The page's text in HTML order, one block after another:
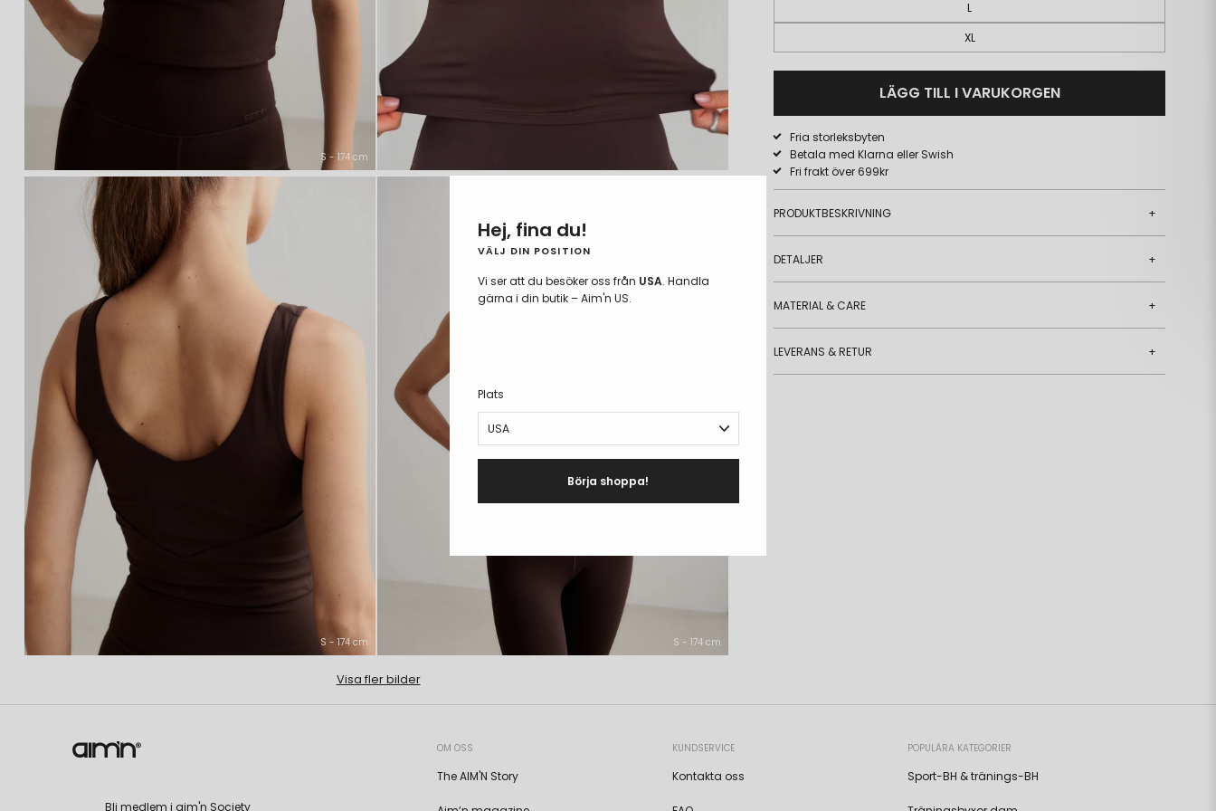
S - 174 cm
S - 174 cm S - 174 cm
Visa fler bilder
L
XL
LÄGG TILL I VARUKORGEN
Fria storleksbyten
Betala med Klarna eller Swish
Fri frakt över 699kr
PRODUKTBESKRIVNING +
DETALJER +
MATERIAL & CARE +
LEVERANS & RETUR +
Bli medlem i aim'n Society
OM OSS
The AIM'N Story
KUNDSERVICE
Kontakta oss
POPULÄRA KATEGORIER
Sport-BH & tränings-BH
Hej, fina du!
VÄLJ DIN POSITION
Vi ser att du besöker oss från USA. Handla
gärna i din butik – Aim'n US.
Plats
Börja shoppa!